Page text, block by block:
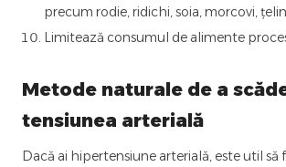
precum rodie, ridichi, soia, morcovi,
Limitează consumul de alimente
Metode naturale de a
tensiunea arterială
Dacă ai hipertensiune arterială, este util să